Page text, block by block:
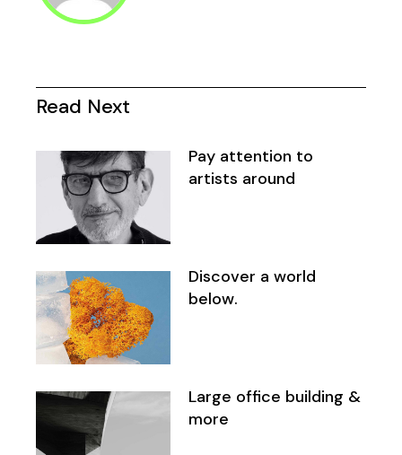
Read Next
Pay attention to
artists around
Discover a world
below.
Large office building &
more